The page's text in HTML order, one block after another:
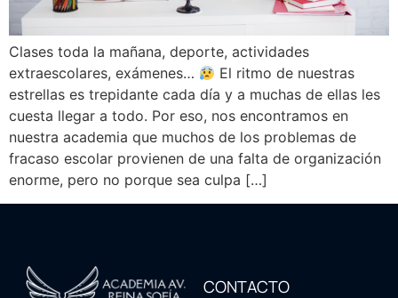
Clases toda la mañana, deporte, actividades
extraescolares, exámenes…
El ritmo de nuestras
estrellas es trepidante cada día y a muchas de ellas les
cuesta llegar a todo. Por eso, nos encontramos en
nuestra academia que muchos de los problemas de
fracaso escolar provienen de una falta de organización
enorme, pero no porque sea culpa […]
CONTACTO